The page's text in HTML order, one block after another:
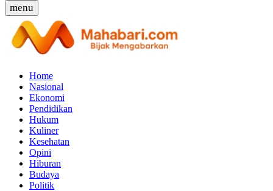
menu
Home
Nasional
Ekonomi
Pendidikan
Hukum
Kuliner
Kesehatan
Opini
Hiburan
Budaya
Politik